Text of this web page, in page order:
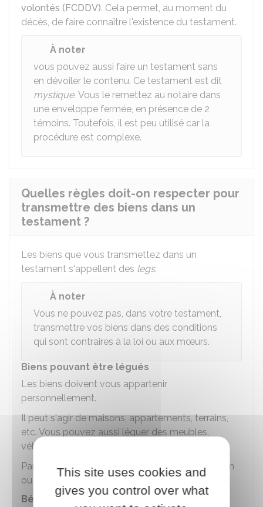
volontés (FCDDV). Cela permet, au moment du
décès, de faire connaître l'existence du testament.
À noter
vous pouvez aussi faire un testament sans
en dévoiler le contenu. Ce testament est dit
mystique. Vous le remettez au notaire dans
une enveloppe fermée, en présence de 2
témoins. Toutefois, il est peu utilisé car la
procédure est complexe.
Quelles règles doit-on respecter pour
transmettre des biens dans un
testament ?
Les biens que vous transmettez dans un
testament s'appellent des legs.
À noter
Vous ne pouvez pas, dans votre testament,
transmettre vos biens dans des conditions
qui sont contraires à la loi ou aux mœurs.
Biens pouvant être légués
Les biens doivent vous appartenir
personnellement.
Il peut s'agir de maisons, appartements, terrains,
etc. Vous pouvez aussi léguer des meubles,
véhicules, tableaux, etc.
Par contre, vous ne pouvez pas léguer votre nom
ou un titre honorifique.
Bénéficiaires des legs
This site uses cookies and
gives you control over what